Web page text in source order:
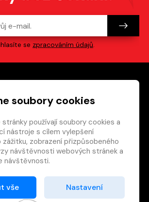
soubory cookies
používají soubory cookies a
nástroje s cílem vylepšení
zážitku, zobrazení přizpůsobeného
návštěvnosti webových stránek a
návštěvnosti.
vše Nastavení
se zpracováním údajů.
Odkazy na sociální